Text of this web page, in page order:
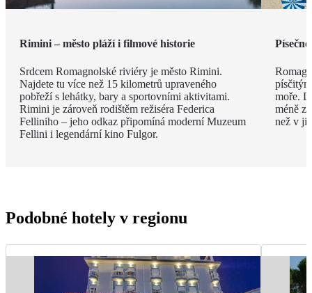
Rimini – město pláží i filmové historie
Srdcem Romagnolské riviéry je město Rimini.
Najdete tu více než 15 kilometrů upraveného
pobřeží s lehátky, bary a sportovními aktivitami.
Rimini je zároveň rodištěm režiséra Federica
Felliniho – jeho odkaz připomíná moderní Muzeum
Fellini i legendární kino Fulgor.
moře.
méně
než v
Podobné hotely v regionu